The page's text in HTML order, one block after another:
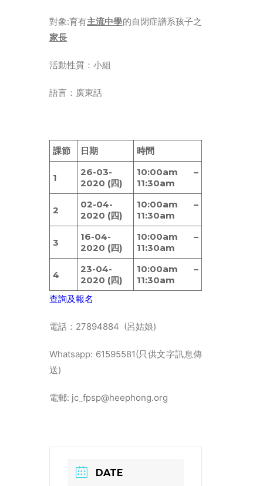
對象:育有主流中學的自閉症譜系孩子之
家長
活動性質：小組
語言：廣東話
課節 日期 時間
1
26-03-
2020 (四)
10:00am –
11:30am
2
02-04-
2020 (四)
10:00am –
11:30am
3
16-04-
2020 (四)
10:00am –
11:30am
4
23-04-
2020 (四)
10:00am –
11:30am
查詢及報名
電話：27894884 (呂姑娘)
Whatsapp: 61595581(只供文字訊息傳
送)
電郵: jc_fpsp@heephong.org
DATE